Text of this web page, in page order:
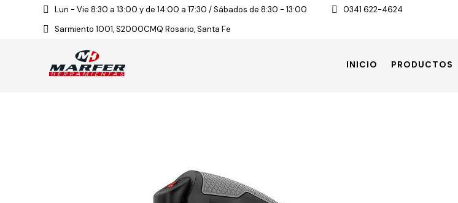
Lun - Vie 8:30 a 13:00 y de 14:00 a 17:30 / Sábados de 8:30 - 13:00
0341 622-4624
Sarmiento 1001, S2000CMQ Rosario, Santa Fe
INICIO PRODUCTOS